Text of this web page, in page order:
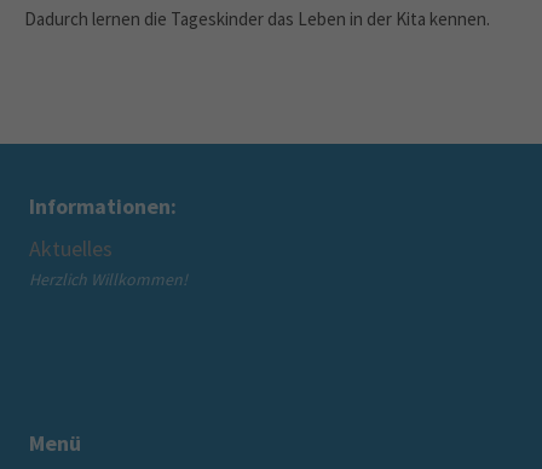
Dadurch lernen die Tageskinder das Leben in der Kita kennen.
Informationen:
Menü